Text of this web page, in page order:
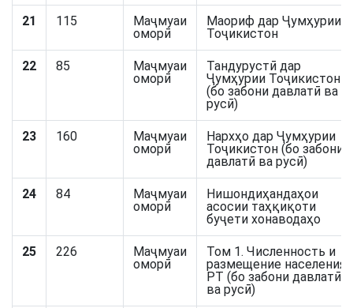
21 115
Маҷмуаи
оморӣ
Маориф дар Ҷумҳурии
Тоҷикистон
22 85
Маҷмуаи
оморӣ
Тандурустӣ дар
Ҷумҳурии Тоҷикистон
(бо забони давлатӣ ва
русӣ)
23 160
Маҷмуаи
оморӣ
Нархҳо дар Ҷумҳурии
Тоҷикистон (бо забони
давлатӣ ва русӣ)
24 84
Маҷмуаи
оморӣ
Нишондиҳандаҳои
асосии таҳқиқоти
буҷети хонаводаҳо
25 226
Маҷмуаи
оморӣ
Том 1. Численность и
размещение населения
РТ (бо забони давлатӣ
ва русӣ)